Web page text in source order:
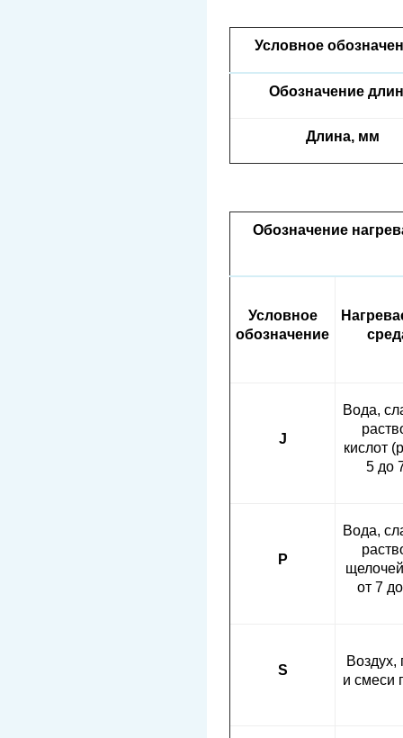
Условное
Обозначение
Длина, мм
Обозначение
Условное
обозначение
J
Вода,
кислот
5 до
P
Вода,
от 7
S
Воздух,
и смеси